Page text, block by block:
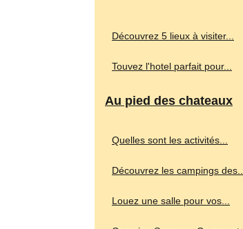
Découvrez 5 lieux à visiter...
Touvez l'hotel parfait pour...
Au pied des chateaux
Quelles sont les activités...
Découvrez les campings des...
Louez une salle pour vos...